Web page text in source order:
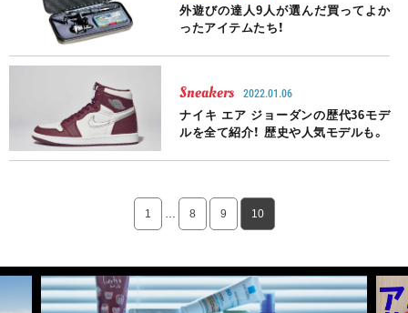
外遊びの達人9人が選んだ買ってよか
ったアイテムたち！
Sneakers 2022.01.06
ナイキ エア ジョーダンの歴代36モデ
ルを全て紹介！ 歴史や人気モデルも。
1 8 9 10